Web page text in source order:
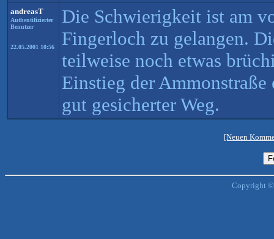
andreasT
Authentifizierter
Benutzer
22.05.2001 10:56
Die Schwierigkeit ist am
Fingerloch zu gelangen.
teilweise noch etwas
Einstieg der Ammonstraße
gut gesicherter Weg.
[Neuen
Copyright ©